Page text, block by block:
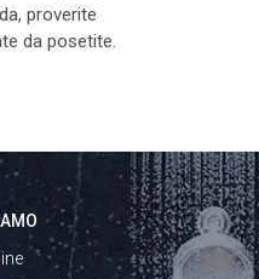
proverite
da posetite.